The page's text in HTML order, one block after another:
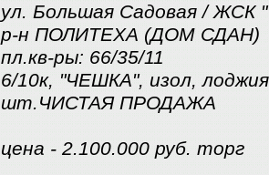
ул. Большая Садовая / ЖСК
р-н ПОЛИТЕХА (ДОМ СДАН)
пл.кв-ры: 66/35/11
6/10к, "ЧЕШКА", изол,
шт.ЧИСТАЯ ПРОДАЖА
цена - 2.100.000 руб. торг